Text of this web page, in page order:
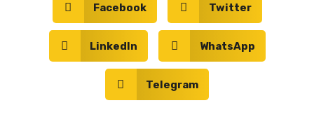
Facebook Twitter
LinkedIn WhatsApp
Telegram